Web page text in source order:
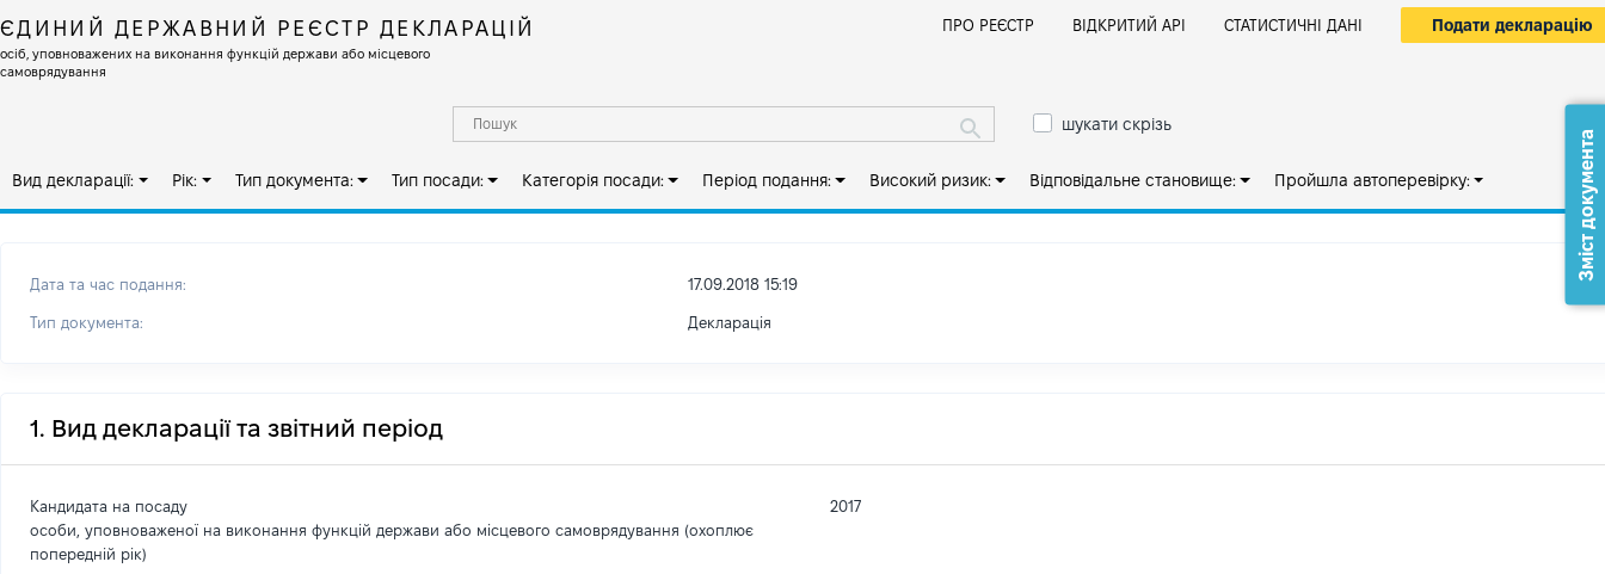
ЄДИНИЙ ДЕРЖАВНИЙ РЕЄСТР ДЕКЛАРАЦІЙ
осіб, уповноважених на виконання функцій держави або місцевого
самоврядування
ПРО РЕЄСТР ВІДКРИТИЙ АРІ СТАТИСТИЧНІ ДАНІ Подати декларацію
шукати скрізь
Вид декларації: Рік: Тип документа: Тип посади: Категорія посади: Період подання: Високий ризик: Відповідальне становище: Пройшла автоперевірку:
Дата та час подання: 17.09.2018 15:19
Тип документа: Декларація
1. Вид декларації та звітний період
Кандидата на посаду
особи, уповноваженої на виконання функцій держави або місцевого самоврядування (охоплює
попередній рік)
2017
Зміст документа